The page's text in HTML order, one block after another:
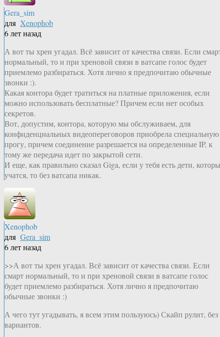
Gera_sim
для Xenophob
6 лет назад
А вот ты хрен угадал. Всё зависит от качества связи. Если
нормальный, то и при хреновой связи в ватсапе голос будет
приемлемо разбираться. Хотя лично я предпочитаю обычные
звонки :).
Какая контора будет тратиться на платные приложения, если
можно использовать бесплатные? Причем если нет особых
секретов.
Вот, допустим, контора, которую мы обслуживаем, для
конфиденциальных видеопереговоров приобрела специальную
прогу, причем соединение разрешается на определенные IP, к
тому же передача идет по закрытой сети.
И еще, как правильно сказал Giga, если у тебя есть дети,
учатся, то без ватсапа никак.
Xenophob
для Gera_sim
6 лет назад
>>А вот ты хрен угадал. Всё зависит от качества связи. Если
смарт нормальный, то и при хреновой связи в ватсапе голос
будет приемлемо разбираться. Хотя лично я предпочитаю
обычные звонки :)
А чего тут угадывать, я всем этим пользуюсь) Скайп рулит, без
вариантов.